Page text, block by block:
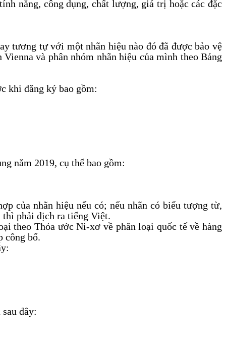
năng, công dụng, chất lượng, giá trị hoặc các đặc
tương tự với một nhãn hiệu nào đó đã được bảo vệ
và phân nhóm nhãn hiệu của mình theo Bảng
khi đăng ký bao gồm:
năm 2019, cụ thể bao gồm:
của nhãn hiệu nếu có; nếu nhãn có biểu tượng từ,
thì phải dịch ra tiếng Việt.
theo Thỏa ước Ni-xơ về phân loại quốc tế về hàng
công bố.
đây: